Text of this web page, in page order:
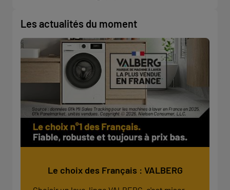
Les actualités du moment
Le choix des Français : VALBERG